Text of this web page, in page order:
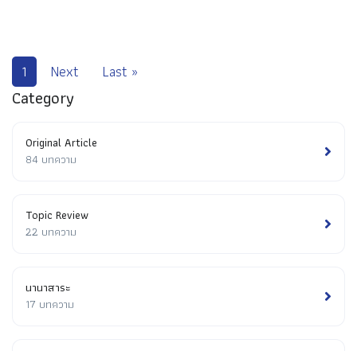
1 Next Last »
Category
Original Article
84 บทความ
Topic Review
22 บทความ
นานาสาระ
17 บทความ